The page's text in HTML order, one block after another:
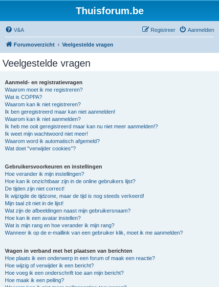
Thuisforum.be
V&A Aanmelden
Registreer
Forumoverzicht Veelgestelde vragen
Veelgestelde vragen
Aanmeld- en registratievragen
Waarom moet ik me registreren?
Wat is COPPA?
Waarom kan ik niet registreren?
Ik ben geregistreerd maar kan niet aanmelden!
Waarom kan ik niet aanmelden?
Ik heb me ooit geregistreerd maar kan nu niet meer aanmelden!?
Ik weet mijn wachtwoord niet meer!
Waarom word ik automatisch afgemeld?
Wat doet "verwijder cookies"?
Gebruikersvoorkeuren en instellingen
Hoe verander ik mijn instellingen?
Hoe kan ik onzichtbaar zijn in de online gebruikers lijst?
De tijden zijn niet correct!
Ik wijzigde de tijdzone, maar de tijd is nog steeds verkeerd!
Mijn taal zit niet in de lijst!
Wat zijn de afbeeldingen naast mijn gebruikersnaam?
Hoe kan ik een avatar instellen?
Wat is mijn rang en hoe verander ik mijn rang?
Wanneer ik op de e-maillink van een gebruiker klik, moet ik me aanmelden?
Vragen in verband met het plaatsen van berichten
Hoe plaats ik een onderwerp in een forum of maak een reactie?
Hoe wijzig of verwijder ik een bericht?
Hoe voeg ik een onderschrift toe aan mijn bericht?
Hoe maak ik een peiling?